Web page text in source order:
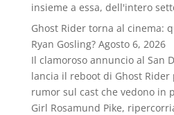
insieme a essa, dell'intero
Ghost Rider torna al cinema:
Ryan Gosling? Agosto 6, 2026
Il clamoroso annuncio al San
lancia il reboot di Ghost Rider
rumor sul cast che vedono in
Girl Rosamund Pike,